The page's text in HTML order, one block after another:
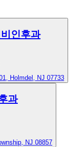
인후과
Holmdel, NJ 07733
과
NJ 08857